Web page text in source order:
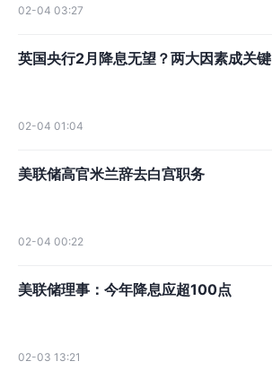
02-04 03:27
英国央行2月降息无望？两大因素成关键
02-04 01:04
美联储高官米兰辞去白宫职务
02-04 00:22
美联储理事：今年降息应超100点
02-03 13:21